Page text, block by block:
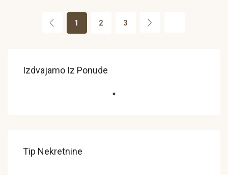
1 2 3
Izdvajamo Iz Ponude
Tip Nekretnine